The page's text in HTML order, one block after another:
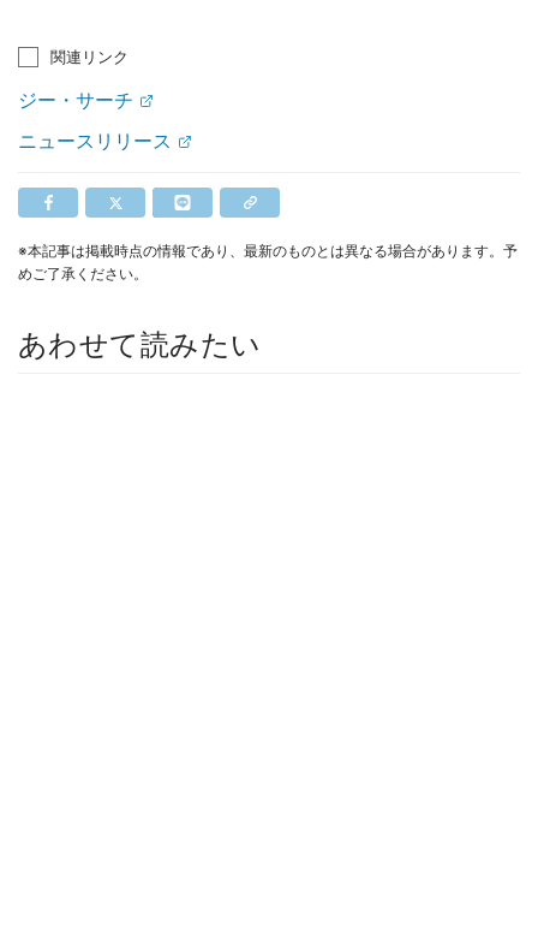
関連リンク
ジー・サーチ
ニュースリリース
※本記事は掲載時点の情報であり、最新のものとは異なる場合があります。予
めご了承ください。
あわせて読みたい